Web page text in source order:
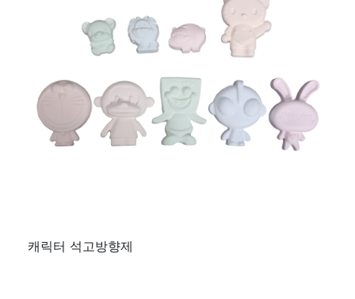
캐릭터 석고방향제